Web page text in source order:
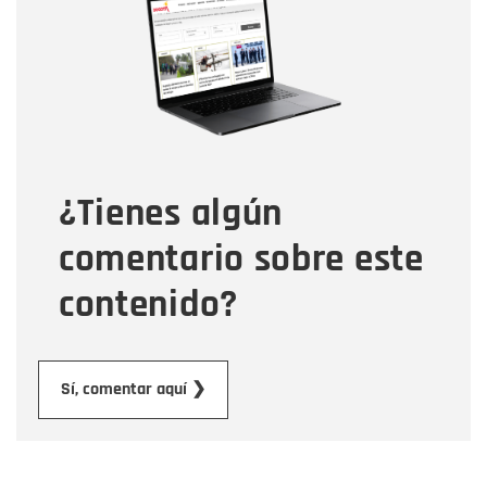
¿Tienes algún
comentario sobre este
contenido?
Sí, comentar aquí ❯
Correo electrónico
Tipo de comentario
Mensaje